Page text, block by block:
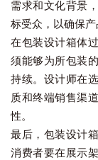
需求和文化背景
标受众，以确保产
在包装设计箱体
须能够为所包装
持续。设计师在
质和终端销售渠
性。
最后，包装设计
消费者要在展示